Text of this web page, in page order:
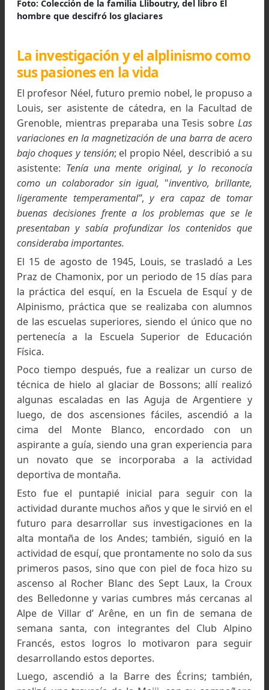
con sus servicios la recepción de sus becas, es
el cursado del estudio en la casa de altos
es decir en los estudios superiores; esto le
entrar de lleno al área de la investigación.
La ascensión del Cervino fue, sin duda, uno de los
mayores desafíos alpinos de Louis Lliboutry.
Foto: Colección de la familia Lliboutry, del libro El
hombre que descifró los glaciares
La investigación y el alplinismo
sus pasiones en la vida
El profesor Néel, futuro premio nobel, le
Louis, ser asistente de cátedra, en la Facultad
Grenoble, mientras preparaba una Tesis sobre
variaciones en la magnetización de una barra de
bajo choques y tensión ; el propio Néel, describió a
asistente:Tenía una mente original, y lo
como un colaborador sin igual,"inventivo,